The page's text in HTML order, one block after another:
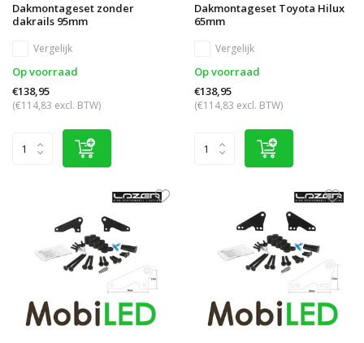
Dakmontageset zonder
dakrails 95mm
Vergelijk
Op voorraad
€138,95
(€114,83 excl. BTW)
Dakmontageset Toyota Hilux
65mm
Vergelijk
Op voorraad
€138,95
(€114,83 excl. BTW)